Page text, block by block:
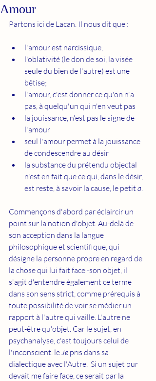
Amour
Partons ici de Lacan. Il nous dit que :
l'amour est narcissique,
l'oblativité (le don de soi, la visée
seule du bien de l'autre) est une
bêtise;
l'amour, c'est donner ce qu'on n'a
pas, à quelqu'un qui n'en veut pas
la jouissance, n'est pas le signe de
l'amour
seul l'amour permet à la jouissance
de condescendre au désir
la substance du prétendu objectal
n'est en fait que ce qui, dans le désir,
est reste, à savoir la cause, le petit a.
Commençons d'abord par éclaircir un
point sur la notion d'objet. Au-delà de
son acception dans la langue
philosophique et scientifique, qui
désigne la personne propre en regard de
la chose qui lui fait face -son objet, il
s'agit d'entendre également ce terme
dans son sens strict, comme prérequis à
toute possibilité de voir se médier un
rapport à l'autre qui vaille. L'autre ne
peut-être qu'objet. Car le sujet, en
psychanalyse, c'est toujours celui de
l'inconscient. le Je pris dans sa
dialectique avec l'Autre.  Si un sujet pur
devait me faire face, ce serait par la